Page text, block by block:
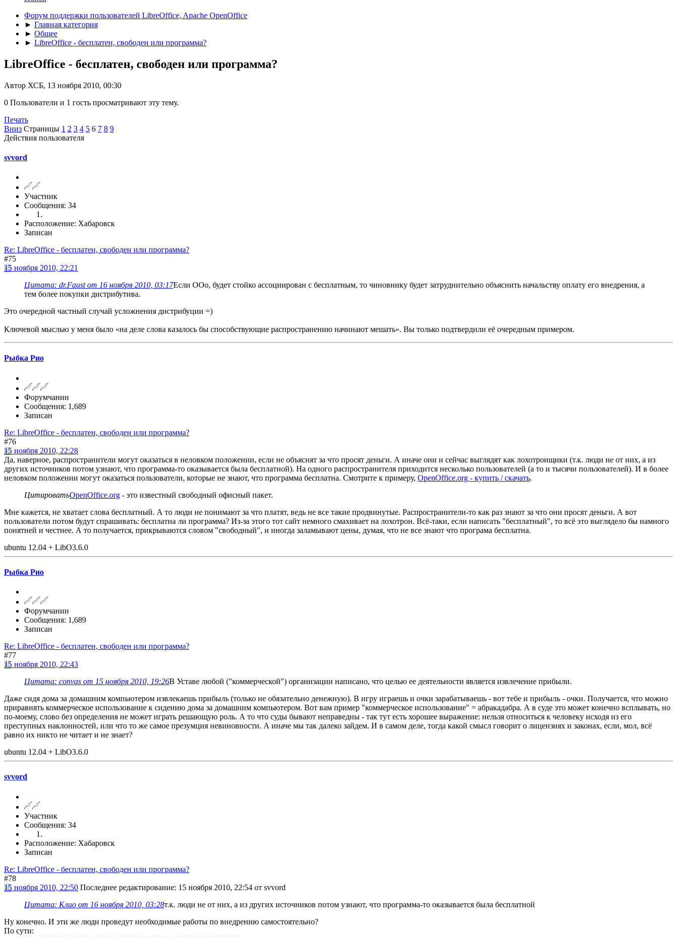
Форум поддержки пользователей LibreOffice, Apache OpenOffice
► Главная категория
► Общее
► LibreOffice - бесплатен, свободен или программа?
LibreOffice - бесплатен, свободен или программа?
Автор ХСБ, 13 ноября 2010, 00:30
0 Пользователи и 1 гость просматривают эту тему.
Печать
Вниз Страницы 1 2 3 4 5 6 7 8 9
Действия пользователя
svvord
Участник
Сообщения: 34
Расположение: Хабаровск
Записан
Re: LibreOffice - бесплатен, свободен или программа?
#75
15 ноября 2010, 22:21
Цитата: dr.Faust от 16 ноября 2010, 03:17Если ООо, будет стойко ассоциирован с бесплатным, то чиновнику будет затруднительно объяснить начальству оплату его внедрения, а
тем более покупки дистрибутива.
Это очередной частный случай усложнения дистрибуции =)
Ключевой мыслью у меня было «на деле слова казалось бы способствующие распространению начинают мешать». Вы только подтвердили её очередным примером.
Рыбка Рио
Форумчанин
Сообщения: 1,689
Записан
Re: LibreOffice - бесплатен, свободен или программа?
#76
15 ноября 2010, 22:28
Да, наверное, распространители могут оказаться в неловком положении, если не объяснят за что просят деньги. А иначе они и сейчас выглядят как лохотронщики (т.к. люди не от них, а из
других источников потом узнают, что программа-то оказывается была бесплатной). На одного распространителя приходится несколько пользователей (а то и тысячи пользователей). И в более
неловком положении могут оказаться пользователи, которые не знают, что программа бесплатна. Смотрите к примеру, OpenOffice.org - купить / скачать.
ЦитироватьOpenOffice.org - это известный свободный офисный пакет.
Мне кажется, не хватает слова бесплатный. А то люди не понимают за что платят, ведь не все такие продвинутые. Распространители-то как раз знают за что они просят деньги. А вот
пользователи потом будут спрашивать: бесплатна ли программа? Из-за этого тот сайт немного смахивает на лохотрон. Всё-таки, если написать "бесплатный", то всё это выглядело бы намного
понятней и честнее. А то получается, прикрываются словом "свободный", и иногда заламывают цены, думая, что не все знают что програма бесплатна.
ubuntu 12.04 + LibO3.6.0
Рыбка Рио
Форумчанин
Сообщения: 1,689
Записан
Re: LibreOffice - бесплатен, свободен или программа?
#77
15 ноября 2010, 22:43
Цитата: convas от 15 ноября 2010, 19:26В Уставе любой ("коммерческой") организации написано, что целью ее деятельности является извлечение прибыли.
Даже сидя дома за домашним компьютером извлекаешь прибыль (только не обязательно денежную). В игру играешь и очки зарабатываешь - вот тебе и прибыль - очки. Получается, что можно
приравнять коммерческое использование к сидению дома за домашним компьютером. Вот вам пример "коммерческое использование" = абракадабра. А в суде это может конечно всплывать, но
по-моему, слово без определения не может играть решающую роль. А то что суды бывают неправедны - так тут есть хорошее выражение: нельзя относиться к человеку исходя из его
преступных наклонностей, или что то же самое презумция невиновности. А иначе мы так далеко зайдем. И в самом деле, тогда какой смысл говорит о лицензиях и законах, если, мол, всё
равно их никто не читает и не знает?
ubuntu 12.04 + LibO3.6.0
svvord
Участник
Сообщения: 34
Расположение: Хабаровск
Записан
Re: LibreOffice - бесплатен, свободен или программа?
#78
15 ноября 2010, 22:50 Последнее редактирование: 15 ноября 2010, 22:54 от svvord
Цитата: Клио от 16 ноября 2010, 03:28т.к. люди не от них, а из других источников потом узнают, что программа-то оказывается была бесплатной
Ну конечно. И эти же люди проведут необходимые работы по внедрению самостоятельно?
По сути: